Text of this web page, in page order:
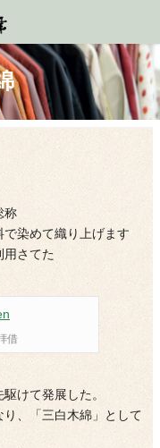
称
染めて織り上げます
さてた
借
けて発展した。
、「三白木綿」として